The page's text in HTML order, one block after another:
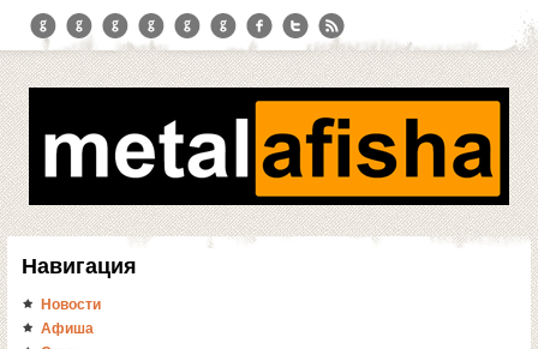
Навигация
Новости
Афиша